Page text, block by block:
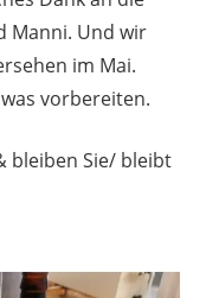
Manni. Und wir
im Mai.
vorbereiten.
bleiben Sie/ bleibt